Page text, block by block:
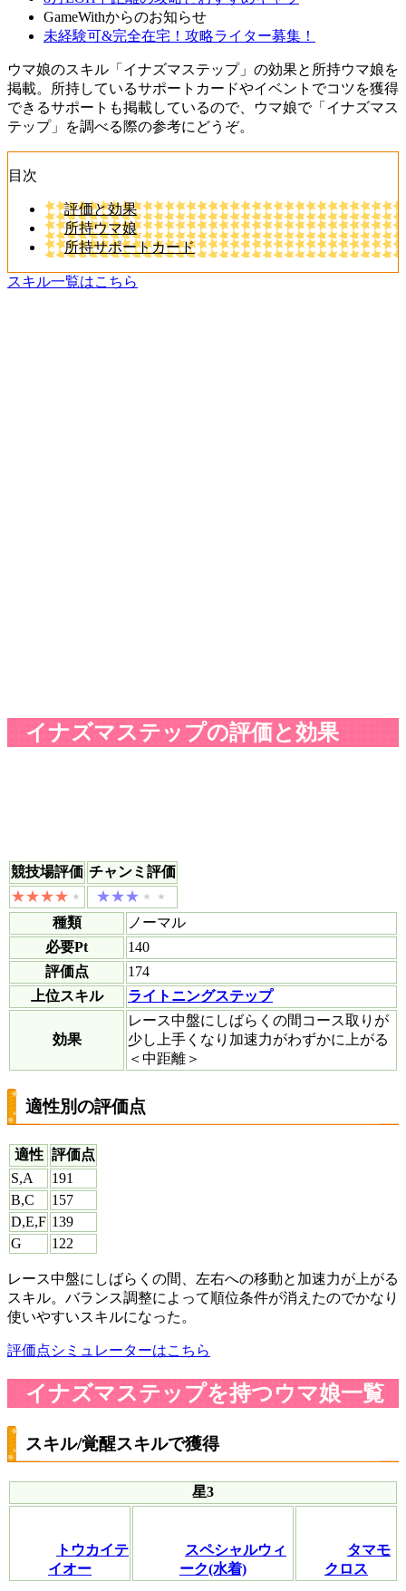
GameWithからのお知らせ
未経験可&完全在宅！攻略ライター募集！
ウマ娘のスキル「イナズマステップ」の効果と所持ウマ娘を
掲載。所持しているサポートカードやイベントでコツを獲得
できるサポートも掲載しているので、ウマ娘で「イナズマス
テップ」を調べる際の参考にどうぞ。
目次
評価と効果
所持ウマ娘
所持サポートカード
スキル一覧はこちら
イナズマステップの評価と効果
競技場評価 チャンミ評価
種類
ノーマル
必要Pt
140
評価点
174
上位スキル
ライトニングステップ
効果
レース中盤にしばらくの間コース取りが
少し上手くなり加速力がわずかに上がる
＜中距離＞
適性別の評価点
適性 評価点
S,A
191
B,C
157
D,E,F 139
G
122
レース中盤にしばらくの間、左右への移動と加速力が上がる
スキル。バランス調整によって順位条件が消えたのでかなり
使いやすいスキルになった。
評価点シミュレーターはこちら
イナズマステップを持つウマ娘一覧
スキル/覚醒スキルで獲得
星3
トウカイテ
イオー
スペシャルウィ
ーク(水着)
タマモ
クロス